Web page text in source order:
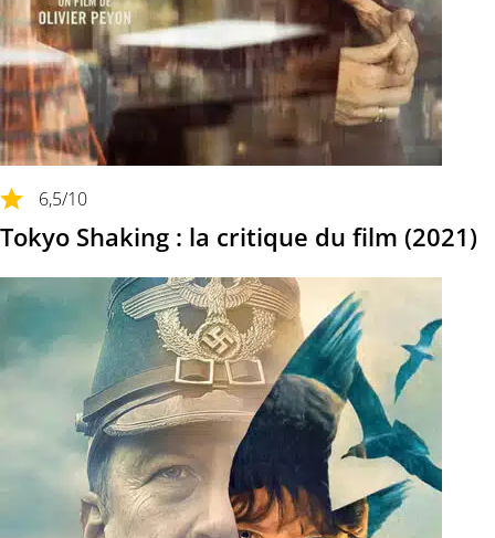
6,5/10
Tokyo Shaking : la critique du film (2021)